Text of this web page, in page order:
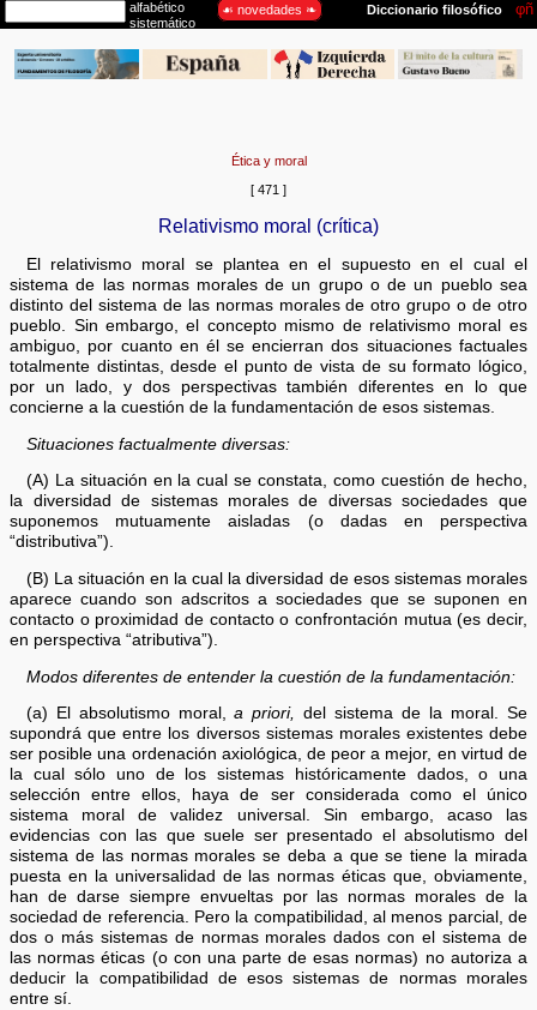
Ética y moral
[ 471 ]
Relativismo moral (crítica)
El relativismo moral se plantea en el supuesto en el cual el
sistema de las normas morales de un grupo o de un pueblo sea
distinto del sistema de las normas morales de otro grupo o de otro
pueblo. Sin embargo, el concepto mismo de relativismo moral es
ambiguo, por cuanto en él se encierran dos situaciones factuales
totalmente distintas, desde el punto de vista de su formato lógico,
por un lado, y dos perspectivas también diferentes en lo que
concierne a la cuestión de la fundamentación de esos sistemas.
Situaciones factualmente diversas:
(A) La situación en la cual se constata, como cuestión de hecho,
la diversidad de sistemas morales de diversas sociedades que
suponemos mutuamente aisladas (o dadas en perspectiva
“distributiva”).
(B) La situación en la cual la diversidad de esos sistemas morales
aparece cuando son adscritos a sociedades que se suponen en
contacto o proximidad de contacto o confrontación mutua (es decir,
en perspectiva “atributiva”).
Modos diferentes de entender la cuestión de la fundamentación:
(a) El absolutismo moral,a priori, del sistema de la moral. Se
supondrá que entre los diversos sistemas morales existentes debe
ser posible una ordenación axiológica, de peor a mejor, en virtud de
la cual sólo uno de los sistemas históricamente dados, o una
selección entre ellos, haya de ser considerada como el único
sistema moral de validez universal. Sin embargo, acaso las
evidencias con las que suele ser presentado el absolutismo del
sistema de las normas morales se deba a que se tiene la mirada
puesta en la universalidad de las normas éticas que, obviamente,
han de darse siempre envueltas por las normas morales de la
sociedad de referencia. Pero la compatibilidad, al menos parcial, de
dos o más sistemas de normas morales dados con el sistema de
las normas éticas (o con una parte de esas normas) no autoriza a
deducir la compatibilidad de esos sistemas de normas morales
entre sí.